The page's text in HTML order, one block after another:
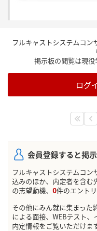
フルキャストシステムコン
掲示板の閲覧は現役
ログ
会員登録すると掲
フルキャストシステムコン
込みのほか、内定者を含む
の志望動機、 0件のエント
その他にみん就に集まった
による面接、WEBテスト
内定情報をご覧いただけま